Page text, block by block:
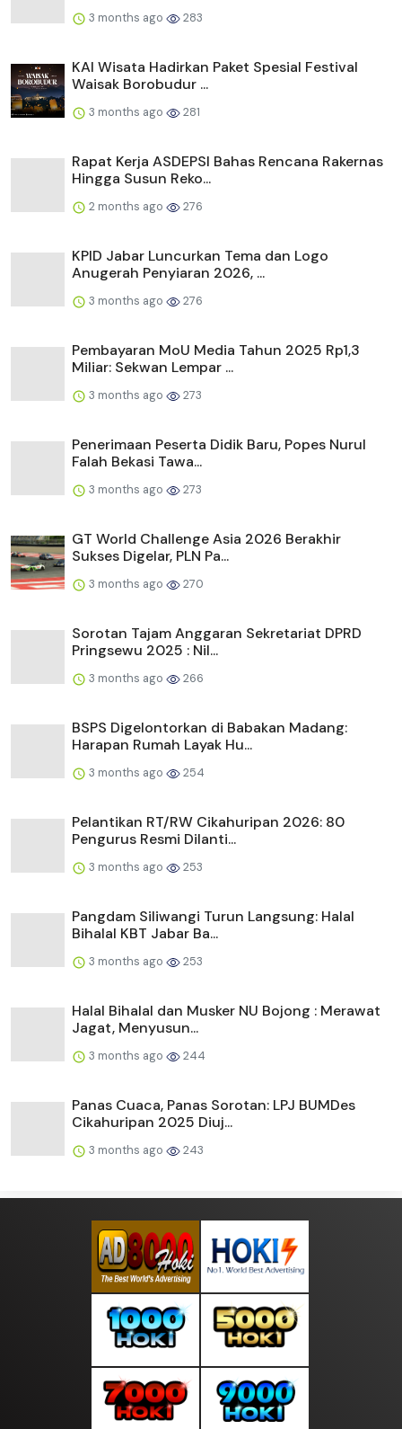
3 months ago 283
KAI Wisata Hadirkan Paket Spesial Festival
Waisak Borobudur ...
3 months ago 281
Rapat Kerja ASDEPSI Bahas Rencana Rakernas
Hingga Susun Reko...
2 months ago 276
KPID Jabar Luncurkan Tema dan Logo
Anugerah Penyiaran 2026, ...
3 months ago 276
Pembayaran MoU Media Tahun 2025 Rp1,3
Miliar: Sekwan Lempar ...
3 months ago 273
Penerimaan Peserta Didik Baru, Popes Nurul
Falah Bekasi Tawa...
3 months ago 273
GT World Challenge Asia 2026 Berakhir
Sukses Digelar, PLN Pa...
3 months ago 270
Sorotan Tajam Anggaran Sekretariat DPRD
Pringsewu 2025 : Nil...
3 months ago 266
BSPS Digelontorkan di Babakan Madang:
Harapan Rumah Layak Hu...
3 months ago 254
Pelantikan RT/RW Cikahuripan 2026: 80
Pengurus Resmi Dilanti...
3 months ago 253
Pangdam Siliwangi Turun Langsung: Halal
Bihalal KBT Jabar Ba...
3 months ago 253
Halal Bihalal dan Musker NU Bojong : Merawat
Jagat, Menyusun...
3 months ago 244
Panas Cuaca, Panas Sorotan: LPJ BUMDes
Cikahuripan 2025 Diuj...
3 months ago 243